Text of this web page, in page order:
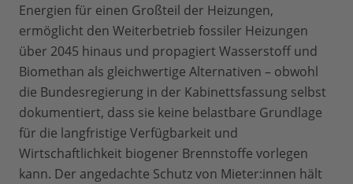
Energien für einen Großteil der Heizungen,
ermöglicht den Weiterbetrieb fossiler Heizungen
über 2045 hinaus und propagiert Wasserstoff und
Biomethan als gleichwertige Alternativen – obwohl
die Bundesregierung in der Kabinettsfassung selbst
dokumentiert, dass sie keine belastbare Grundlage
für die langfristige Verfügbarkeit und
Wirtschaftlichkeit biogener Brennstoffe vorlegen
kann. Der angedachte Schutz von Mieter:innen hält